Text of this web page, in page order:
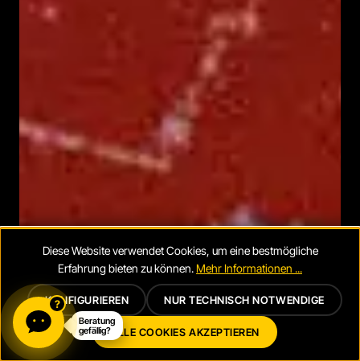
Diese Website verwendet Cookies, um eine bestmögliche
Erfahrung bieten zu können.Mehr Informationen ...
NUR TECHNISCH NOTWENDIGE
KONFIGURIEREN
ALLE COOKIES AKZEPTIEREN
Beratung
gefällig?
?